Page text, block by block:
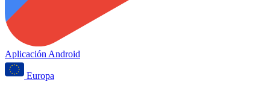
Aplicación Android
Europa